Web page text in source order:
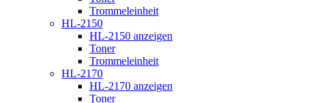
Trommeleinheit
HL-2150
HL-2150 anzeigen
Toner
Trommeleinheit
HL-2170
HL-2170 anzeigen
Toner